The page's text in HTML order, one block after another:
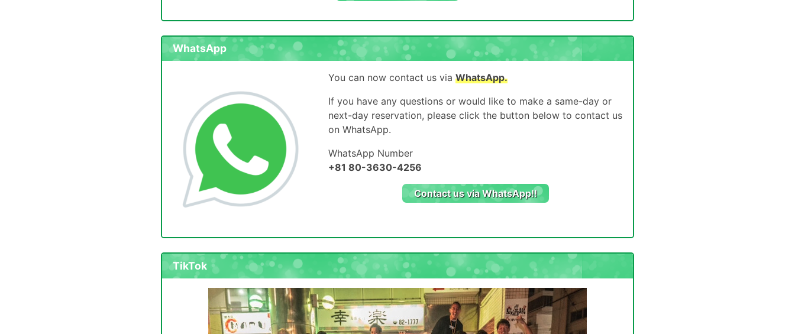
WhatsApp
You can now contact us via WhatsApp.
If you have any questions or would like to make a same-day or
next-day reservation, please click the button below to contact us
on WhatsApp.
WhatsApp Number
+81 80-3630-4256
Contact us via WhatsApp!!
TikTok